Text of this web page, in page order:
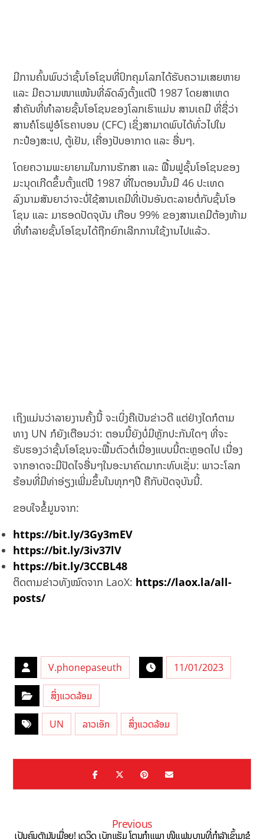
ມີການຄົ້ນພົບວ່າຊັ້ນໂອໂຊນທີ່ປົກຄຸມໂລກໄດ້ຮັບຄວາມເສຍຫາຍ
ແລະ ມີຄວາມໜາແໜ້ນທີ່ລົດລົງຕັ້ງແຕ່ປີ 1987 ໂດຍສາເຫດ
ສຳຄັນທີ່ທຳລາຍຊັ້ນໂອໂຊນຂອງໂລກເຮົາແມ່ນ ສານເຄມີ ທີ່ຊື່ວ່າ
ສານຄໍໂຣຟູອໍໂຣຄາບອນ (CFC) ເຊິ່ງສາມາດພົບໄດ້ທົ່ວໄປໃນ
ກະປ໋ອງສະເປ, ຕູ້ເຢັນ, ເຄື່ອງປັບອາກາດ ແລະ ອື່ນໆ.
ໂດຍຄວາມພະຍາຍາມໃນການຮັກສາ ແລະ ຟື້ນຟູຊັ້ນໂອໂຊນຂອງ
ມະນຸດເກີດຂຶ້ນຕັ້ງແຕ່ປີ 1987 ທີ່ໃນຕອນນັ້ນມີ 46 ປະເທດ
ລົງນາມສັນຍາວ່າຈະບໍ່ໃຊ້ສານເຄມີທີ່ເປັນອັນຕະລາຍຕໍ່ກັບຊັ້ນໂອ
ໂຊນ ແລະ ມາຮອດປັດຈຸບັນ ເກືອບ 99% ຂອງສານເຄມີຕ້ອງຫ້າມ
ທີ່ທຳລາຍຊັ້ນໂອໂຊນໄດ້ຖືກຍົກເລີກການໃຊ້ງານໄປແລ້ວ.
ເຖິງແມ່ນວ່າລາຍງານຄັ້ງນີ້ ຈະເບິ່ງຄືເປັນຂ່າວດີ ແຕ່ຢ່າງໃດກໍຕາມ
ທາງ UN ກໍຍັງເຕືອນວ່າ: ຕອນນີ້ຍັງບໍ່ມີຫຼັກປະກັນໃດໆ ທີ່ຈະ
ຮັບຮອງວ່າຊັ້ນໂອໂຊນຈະຟື້ນຕົວຕໍ່ເນື່ອງແບບນີ້ຕະຫຼອດໄປ ເນື່ອງ
ຈາກອາດຈະມີປັດໄຈອື່ນໆໃນອະນາຄົດມາກະທົບເຊັ່ນ: ພາວະໂລກ
ຮ້ອນທີ່ມີທ່າອ່ຽງເພີ່ມຂຶ້ນໃນທຸກໆປີ ຄືກັບປັດຈຸບັນນີ້.
ຂອບໃຈຂໍ້ມູນຈາກ:
https://bit.ly/3Gy3mEV
https://bit.ly/3iv37lV
https://bit.ly/3CCBL48
ຕິດຕາມຂ່າວທັງໝົດຈາກ LaoX: https://laox.la/all-
posts/
V.phonepaseuth 11/01/2023
ສິ່ງແວດລ້ອມ
UN ລາວເອັກ ສິ່ງແວດລ້ອມ
Previous
ເປັນຄົນດັງມັນເມື່ອຍ! ເດວິດ ເບັກແຮັມ ໂຕນກຳແພງ ໜີແຟນບານທີ່ກຳລັງເຂົ້າມາຂໍ